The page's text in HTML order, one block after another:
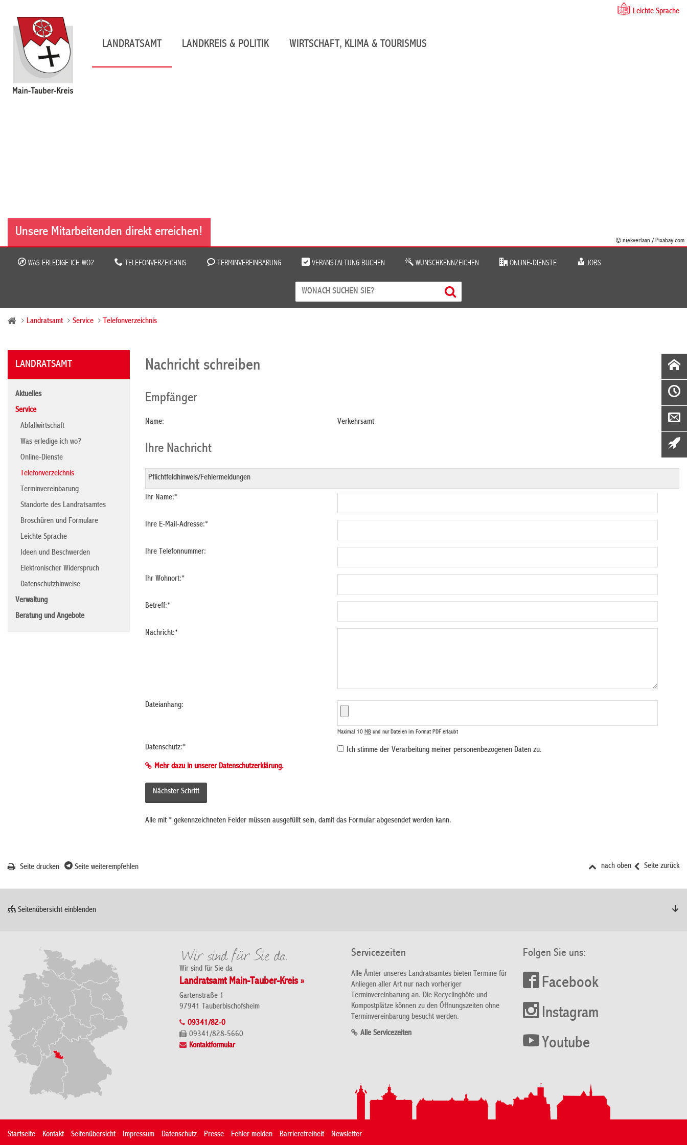
Leichte Sprache
LANDRATSAMT LANDKREIS & POLITIK WIRTSCHAFT, KLIMA & TOURISMUS
Unsere Mitarbeitenden direkt erreichen!
© niekverlaan / Pixabay.com
WAS ERLEDIGE ICH WO? TELEFONVERZEICHNIS TERMINVEREINBARUNG VERANSTALTUNG BUCHEN WUNSCHKENNZEICHEN ONLINE-DIENSTE JOBS
Landratsamt Service Telefonverzeichnis
LANDRATSAMT
Aktuelles
Service
Abfallwirtschaft
Was erledige ich wo?
Online-Dienste
Telefonverzeichnis
Terminvereinbarung
Standorte des Landratsamtes
Broschüren und Formulare
Leichte Sprache
Ideen und Beschwerden
Elektronischer Widerspruch
Datenschutzhinweise
Verwaltung
Beratung und Angebote
Nachricht schreiben
Empfänger
Name: Verkehrsamt
Ihre Nachricht
Ihr Name:*
Ihre E-Mail-Adresse:*
Ihre Telefonnummer:
Ihr Wohnort:*
Betreff:*
Nachricht:*
Dateianhang:
Maximal 10 MBund nur Dateien im Format PDF erlaubt
Datenschutz:*
Ich stimme der Verarbeitung meiner personenbezogenen Daten zu.
Mehr dazu in unserer Datenschutzerklärung.
Alle mit *gekennzeichneten Felder müssen ausgefüllt sein, damit das Formular abgesendet werden kann.
Seite zurück
nach oben
Seite drucken Seite weiterempfehlen
Seitenübersicht einblenden
Wir sind für Sie da
Landratsamt Main-Tauber-Kreis »
Gartenstraße 1
97941 Tauberbischofsheim
09341/82-0
09341/828-5660
Kontaktformular
Servicezeiten
Alle Ämter unseres Landratsamtes bieten Termine für
Anliegen aller Art nur nach vorheriger
Terminvereinbarung an. Die Recyclinghöfe und
Kompostplätze können zu den Öffnungszeiten ohne
Terminvereinbarung besucht werden.
Alle Servicezeiten
Folgen Sie uns:
Facebook
Instagram
Youtube
Startseite Kontakt Seitenübersicht Impressum Datenschutz Presse Fehler melden Barrierefreiheit Newsletter